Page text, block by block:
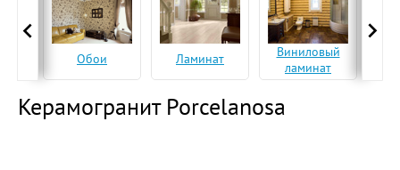
Обои Ламинат
Виниловый
ламинат
Керамогранит Porcelanosa